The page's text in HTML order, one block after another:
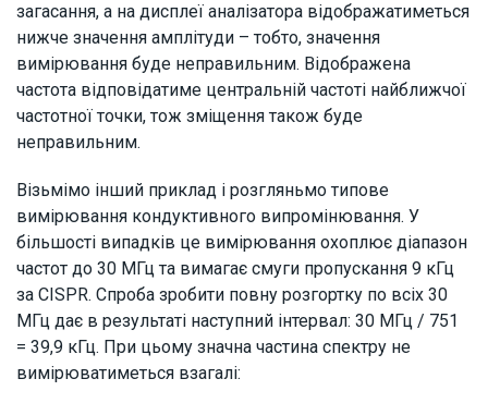
загасання, а на дисплеї аналізатора відображатиметься
нижче значення амплітуди – тобто, значення
вимірювання буде неправильним. Відображена
частота відповідатиме центральній частоті найближчої
частотної точки, тож зміщення також буде
неправильним.
Візьмімо інший приклад і розгляньмо типове
вимірювання кондуктивного випромінювання. У
більшості випадків це вимірювання охоплює діапазон
частот до 30 МГц та вимагає смуги пропускання 9 кГц
за CISPR. Спроба зробити повну розгортку по всіх 30
МГц дає в результаті наступний інтервал: 30 МГц / 751
= 39,9 кГц. При цьому значна частина спектру не
вимірюватиметься взагалі: